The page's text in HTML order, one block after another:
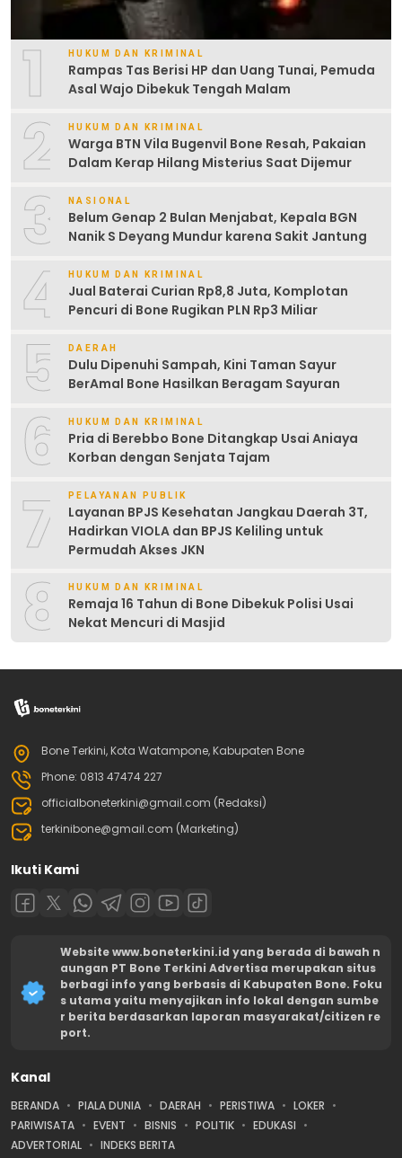
1 HUKUM DAN KRIMINAL
Rampas Tas Berisi HP dan Uang Tunai, Pemuda
Asal Wajo Dibekuk Tengah Malam
2 HUKUM DAN KRIMINAL
Warga BTN Vila Bugenvil Bone Resah, Pakaian
Dalam Kerap Hilang Misterius Saat Dijemur
3 NASIONAL
Belum Genap 2 Bulan Menjabat, Kepala BGN
Nanik S Deyang Mundur karena Sakit Jantung
4 HUKUM DAN KRIMINAL
Jual Baterai Curian Rp8,8 Juta, Komplotan
Pencuri di Bone Rugikan PLN Rp3 Miliar
5 DAERAH
Dulu Dipenuhi Sampah, Kini Taman Sayur
BerAmal Bone Hasilkan Beragam Sayuran
6 HUKUM DAN KRIMINAL
Pria di Berebbo Bone Ditangkap Usai Aniaya
Korban dengan Senjata Tajam
7 PELAYANAN PUBLIK
Layanan BPJS Kesehatan Jangkau Daerah 3T,
Hadirkan VIOLA dan BPJS Keliling untuk
Permudah Akses JKN
8 HUKUM DAN KRIMINAL
Remaja 16 Tahun di Bone Dibekuk Polisi Usai
Nekat Mencuri di Masjid
Bone Terkini, Kota Watampone, Kabupaten Bone
Phone: 0813 47474 227
officialboneterkini@gmail.com (Redaksi)
terkinibone@gmail.com (Marketing)
Ikuti Kami
Website www.boneterkini.id yang berada di bawah n
aungan PT Bone Terkini Advertisa merupakan situs
berbagi info yang berbasis di Kabupaten Bone. Foku
s utama yaitu menyajikan info lokal dengan sumbe
r berita berdasarkan laporan masyarakat/citizen re
port.
Kanal
BERANDA PIALA DUNIA DAERAH PERISTIWA
LOKER
PARIWISATA
EVENT BISNIS POLITIK
EDUKASI
ADVERTORIAL
INDEKS BERITA